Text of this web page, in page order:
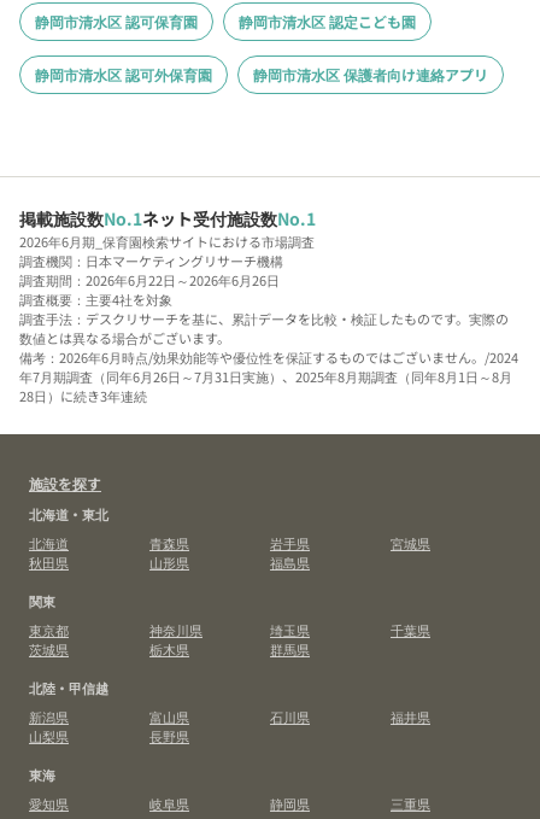
静岡市清水区 認可保育園 静岡市清水区 認定こども園
静岡市清水区 認可外保育園 静岡市清水区 保護者向け連絡アプリ
掲載施設数No.1ネット受付施設数No.1
2026年6月期_保育園検索サイトにおける市場調査
調査機関：日本マーケティングリサーチ機構
調査期間：2026年6月22日～2026年6月26日
調査概要：主要4社を対象
調査手法：デスクリサーチを基に、累計データを比較・検証したものです。実際の
数値とは異なる場合がございます。
備考：2026年6月時点/効果効能等や優位性を保証するものではございません。/2024
年7月期調査（同年6月26日～7月31日実施）、2025年8月期調査（同年8月1日～8月
28日）に続き3年連続
施設を探す
北海道・東北
北海道
青森県 岩手県
宮城県
秋田県
山形県
福島県
関東
東京都
神奈川県 埼玉県
千葉県
茨城県
栃木県
群馬県
北陸・甲信越
新潟県
富山県 石川県
福井県
山梨県
長野県
東海
愛知県
岐阜県 静岡県
三重県